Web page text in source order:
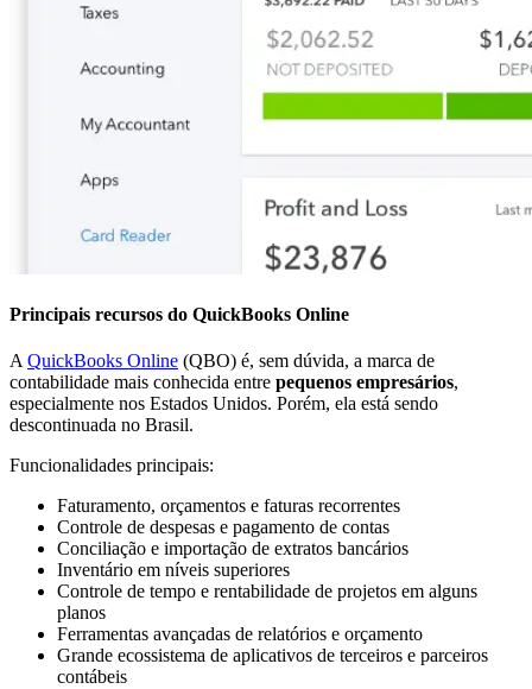
Principais recursos do QuickBooks Online
A QuickBooks Online (QBO) é, sem dúvida, a marca de
contabilidade mais conhecida entre pequenos empresários,
especialmente nos Estados Unidos. Porém, ela está sendo
descontinuada no Brasil.
Funcionalidades principais:
Faturamento, orçamentos e faturas recorrentes
Controle de despesas e pagamento de contas
Conciliação e importação de extratos bancários
Inventário em níveis superiores
Controle de tempo e rentabilidade de projetos em alguns
planos
Ferramentas avançadas de relatórios e orçamento
Grande ecossistema de aplicativos de terceiros e parceiros
contábeis